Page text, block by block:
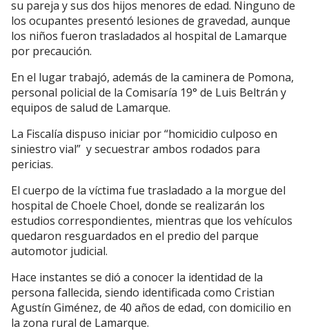
su pareja y sus dos hijos menores de edad. Ninguno de
los ocupantes presentó lesiones de gravedad, aunque
los niños fueron trasladados al hospital de Lamarque
por precaución.
En el lugar trabajó, además de la caminera de Pomona,
personal policial de la Comisaría 19° de Luis Beltrán y
equipos de salud de Lamarque.
La Fiscalía dispuso iniciar por “homicidio culposo en
siniestro vial” y secuestrar ambos rodados para
pericias.
El cuerpo de la víctima fue trasladado a la morgue del
hospital de Choele Choel, donde se realizarán los
estudios correspondientes, mientras que los vehículos
quedaron resguardados en el predio del parque
automotor judicial.
Hace instantes se dió a conocer la identidad de la
persona fallecida, siendo identificada como Cristian
Agustín Giménez, de 40 años de edad, con domicilio en
la zona rural de Lamarque.